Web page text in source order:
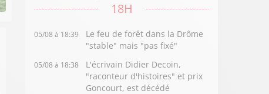
18H
05/08 à 18:39
Le feu de forêt dans la Drôme
"stable" mais "pas fixé"
05/08 à 18:38
L'écrivain Didier Decoin,
"raconteur d'histoires" et prix
Goncourt, est décédé